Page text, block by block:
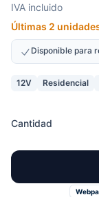
IVA incluido
Últimas 2
Disponible para
12V Residencial
Cantidad